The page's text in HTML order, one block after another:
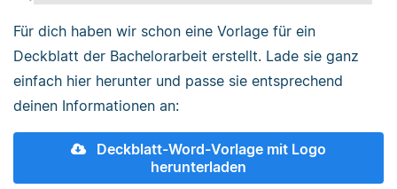
Für dich haben wir schon eine Vorlage für ein
Deckblatt der Bachelorarbeit erstellt. Lade sie ganz
einfach hier herunter und passe sie entsprechend
deinen Informationen an:
Deckblatt-Word-Vorlage mit Logo
herunterladen